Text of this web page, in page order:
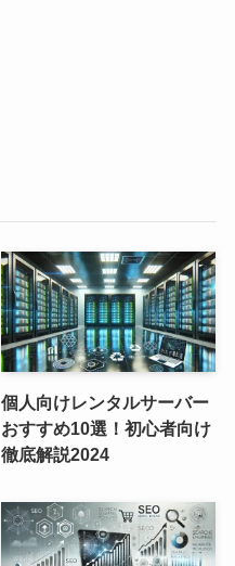
個人向けレンタルサーバー
おすすめ10選！初心者向け
徹底解説2024